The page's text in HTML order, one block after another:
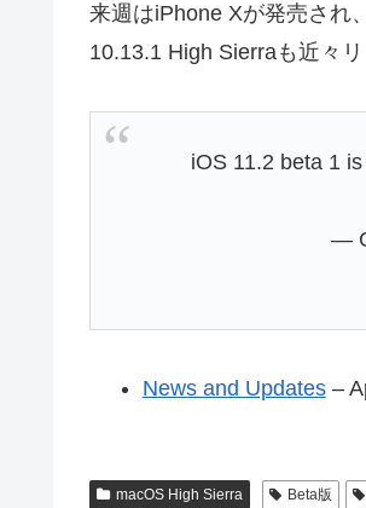
来週はiPhone Xが発売され
10.13.1 High Sierraも近々
iOS 11.2 beta 1
—
News and Updates–
macOS High Sierra Beta版